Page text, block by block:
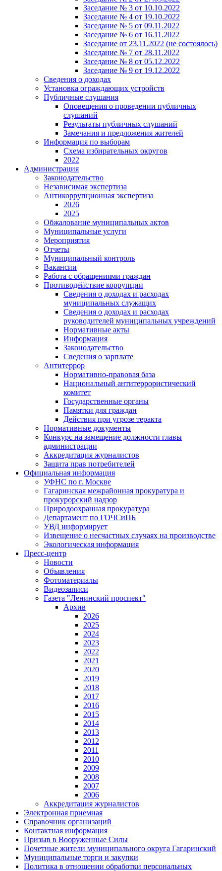
Заседание № 3 от 10.10.2022
Заседание № 4 от 19.10.2022
Заседание № 5 от 09.11.2022
Заседание № 6 от 16.11.2022
Заседание от 23.11.2022 (не состоялось)
Заседание № 7 от 28.11.2022
Заседание № 8 от 05.12.2022
Заседание № 9 от 19.12.2022
Сведения о доходах
Установка ограждающих устройств
Публичные слушания
Оповещения о проведении публичных
слушаний
Результаты публичных слушаний
Замечания и предложения жителей
Информация по выборам
Схема избирательных округов
2022
Администрация
Законодательство
Независимая экспертиза
Антикоррупционная экспертиза
2026
2025
Обжалование муниципальных актов
Муниципальные услуги
Мероприятия
Отчеты
Муниципальный контроль
Вакансии
Работа с обращениями граждан
Противодействие коррупции
Сведения о доходах и расходах
муниципальных служащих
Сведения о доходах и расходах
руководителей муниципальных учреждений
Нормативные акты
Информация
Законодательство
Сведения о зарплате
Антитеррор
Нормативно-правовая база
Национальный антитеррористический
комитет
Гоcударственные органы
Памятки для граждан
Действия при угрозе теракта
Нормативные документы
Конкурс на замещение должности главы
администрации
Аккредитация журналистов
Защита прав потребителей
Официальная информация
УФНС по г. Москве
Гагаринская межрайонная прокуратура и
прокурорский надзор
Природоохранная прокуратура
Департамент по ГОЧСиПБ
УВД информирует
Извещение о несчастных случаях на производстве
Экологическая информация
Пресс-центр
Новости
Объявления
Фотоматериалы
Видеозаписи
Газета "Ленинский проспект"
Архив
2026
2025
2024
2023
2022
2021
2020
2019
2018
2017
2016
2015
2014
2013
2012
2011
2010
2009
2008
2007
2006
Аккредитация журналистов
Электронная приемная
Справочник организаций
Контактная информация
Призыв в Вооруженные Силы
Почетные жители муниципального округа Гагаринский
Муниципальные торги и закупки
Политика в отношении обработки персональных